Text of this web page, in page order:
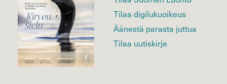
Tilaa digilukuoikeus
Äänestä parasta juttua
Tilaa uutiskirje